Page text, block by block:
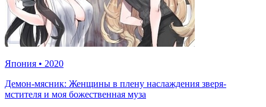
Япония • 2020
Демон-мясник: Женщины в плену наслаждения зверя-
мстителя и моя божественная муза